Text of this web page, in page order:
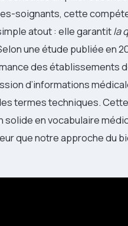
soignants, cette
atout : elle garantitla
une étude publiée en
des établissements
d’informations
termes techniques.
solide en vocabulaire
que notre approche du